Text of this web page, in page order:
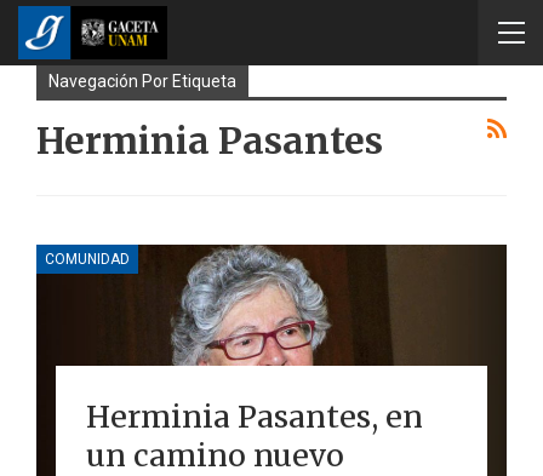
Navegación Por Etiqueta
Herminia Pasantes
COMUNIDAD
Herminia Pasantes, en
un camino nuevo